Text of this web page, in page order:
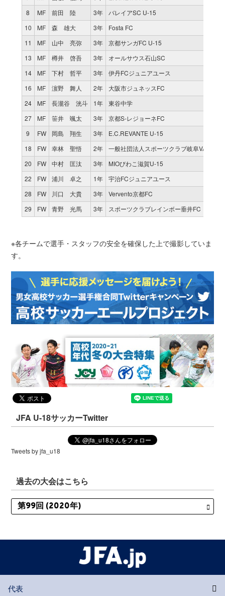
8
MF 前田 陸 3年
バレイアSC U-15
10
MF 森 雄大 3年
Fosta FC
11
MF 山中 亮弥 3年
京都サンガFC U-15
13
MF 樽井 啓吾 3年
オールサウス石山SC
14
MF 下村 哲平 3年
伊丹FCジュニアユース
16
MF 濵野 舞人 2年
大阪市ジュネッスFC
24
MF 長瀧谷 洸斗 1年
東谷中学
27
MF 笹井 颯太 3年
京都S-レジョーネFC
9
FW 岡島 翔生 3年
E.C.REVANTE U-15
18
FW 幸林 聖悟 2年
一般社団法人スポーツクラブ岐阜VAMOS
20
FW 中村 匡汰 3年
MIOびわこ滋賀U-15
22
FW 浦川 卓之 1年
宇治FCジュニアユース
28
FW 川口 大貴 3年
Vervento京都FC
29
FW 青野 光馬 3年 スポーツクラブレインボー垂井FC
※各チームで選手・スタッフの安全を確保した上で撮影していま
す。
JFA U-18サッカーTwitter
Tweets by jfa_u18
過去の大会はこちら
代表